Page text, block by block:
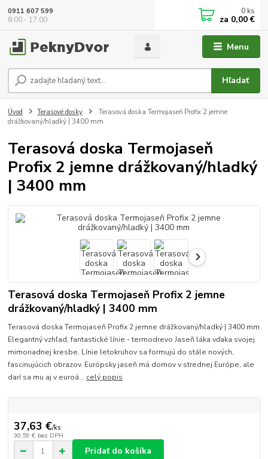
Menu
Hľadať
0911 607 599
8:00 - 17:00
0 ks
za 0,00 €
Úvod Terasové dosky
Terasová doska Termojaseň Profix 2 jemne
drážkovaný/hladký | 3400 mm
Terasová doska Termojaseň
Profix 2 jemne drážkovaný/hladký
| 3400 mm
Terasová doska Termojaseň Profix 2 jemne
drážkovaný/hladký | 3400 mm
Terasová doska Termojaseň Profix 2 jemne drážkovaný/hladký | 3400 mm
Elegantný vzhľad, fantastické línie - termodrevo Jaseň láka vďaka svojej
mimoriadnej kresbe. Línie letokruhov sa formujú do stále nových,
fascinujúcich obrazov. Európsky jaseň má domov v strednej Európe, ale
darí sa mu aj v euroá... celý popis
37,63 €/ks
30,59 € bez DPH
Pridať do košíka